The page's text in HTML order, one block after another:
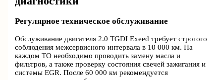
Регулярное техническое обслуживание
Обслуживание двигателя 2.0 TGDI Exeed требует строгого
соблюдения межсервисного интервала в 10 000 км. На
каждом ТО необходимо проводить замену масла и
фильтров, а также проверку состояния свечей зажигания и
системы EGR. После 60 000 км рекомендуется